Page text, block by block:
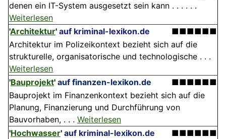
denen ein IT-System ausgesetzt sein kann . . . . . .
Weiterlesen
'Architektur' auf kriminal-lexikon.de
■■■■■■
Architektur im Polizeikontext bezieht sich auf die
strukturelle, organisatorische und technologische . . .
Weiterlesen
'Bauprojekt' auf finanzen-lexikon.de
■■■■■■
Bauprojekt im Finanzenkontext bezieht sich auf die
Planung, Finanzierung und Durchführung von
Bauvorhaben, . . . Weiterlesen
'Hochwasser' auf kriminal-lexikon.de
■■■■■■